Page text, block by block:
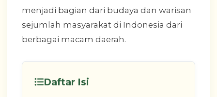
menjadi bagian dari budaya dan warisan
sejumlah masyarakat di Indonesia dari
berbagai macam daerah.
Daftar Isi